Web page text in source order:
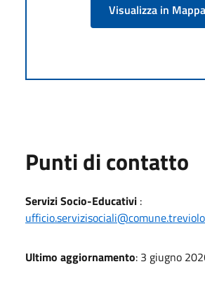
Visualizza in Mappa
Punti di contatto
Servizi Socio-Educativi :
Ultimo aggiornamento: 3 giugno